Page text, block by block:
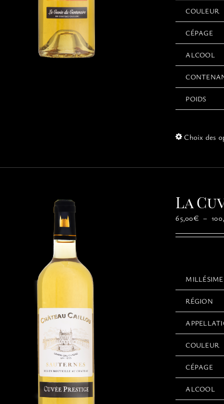
COULEUR
CÉPAGE
ALCOOL
POIDS
Choix des
La
65,00€ –
MILLÉSIME
RÉGION
COULEUR
CÉPAGE
ALCOOL